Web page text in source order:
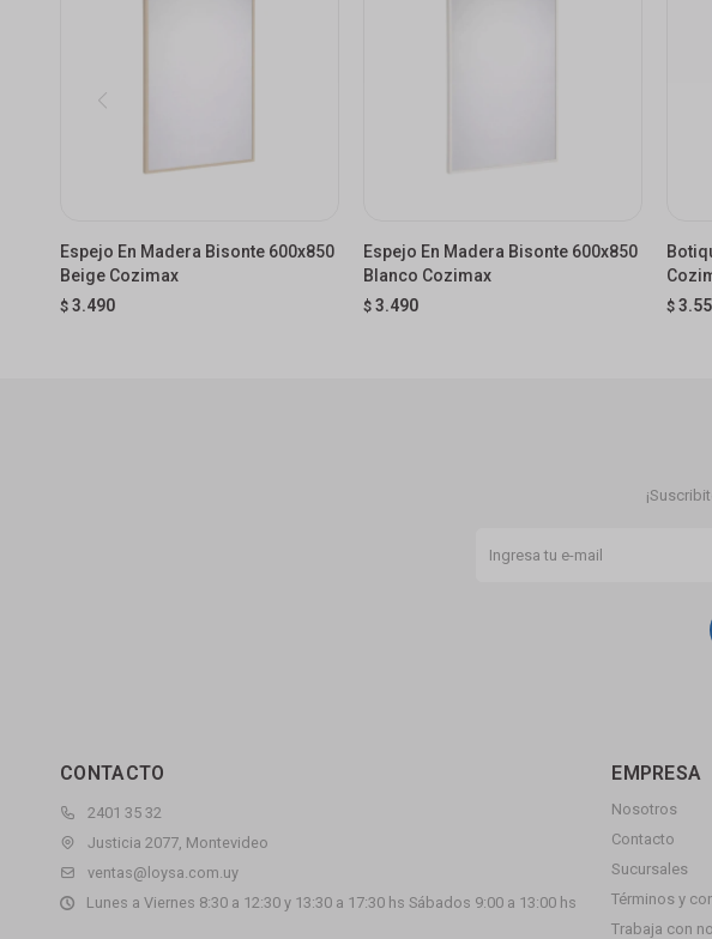
Espejo En Madera Bisonte 600x850
Beige Cozimax
$ 3.490
Espejo En Madera Bisonte 600x850
Blanco Cozimax
$ 3.490 $
CONTACTO
2401 35 32
Justicia 2077, Montevideo
ventas@loysa.com.uy
Lunes a Viernes 8:30 a 12:30 y 13:30 a 17:30 hs Sábados 9:00 a 13:00 hs
EMPRESA
Nosotros
Contacto
Sucursales
Términos y
Trabaja con